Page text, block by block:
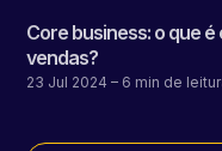
Core business: o que
vendas?
23 Jul 2024 – 6 min de